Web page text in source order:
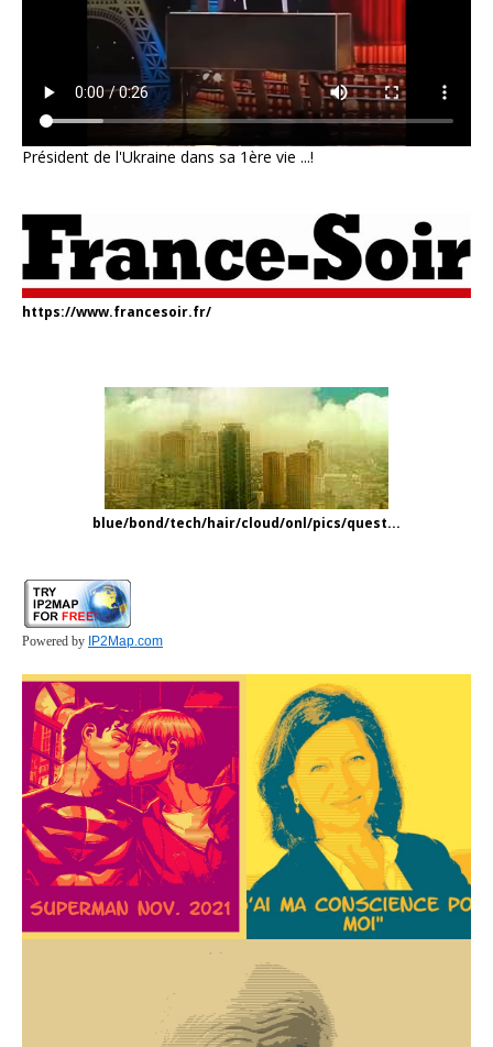
Président de l'Ukraine dans sa 1ère vie ...!
https://www.francesoir.fr/
blue/bond/tech/hair/cloud/onl/pics/quest...
Powered by IP2Map.com